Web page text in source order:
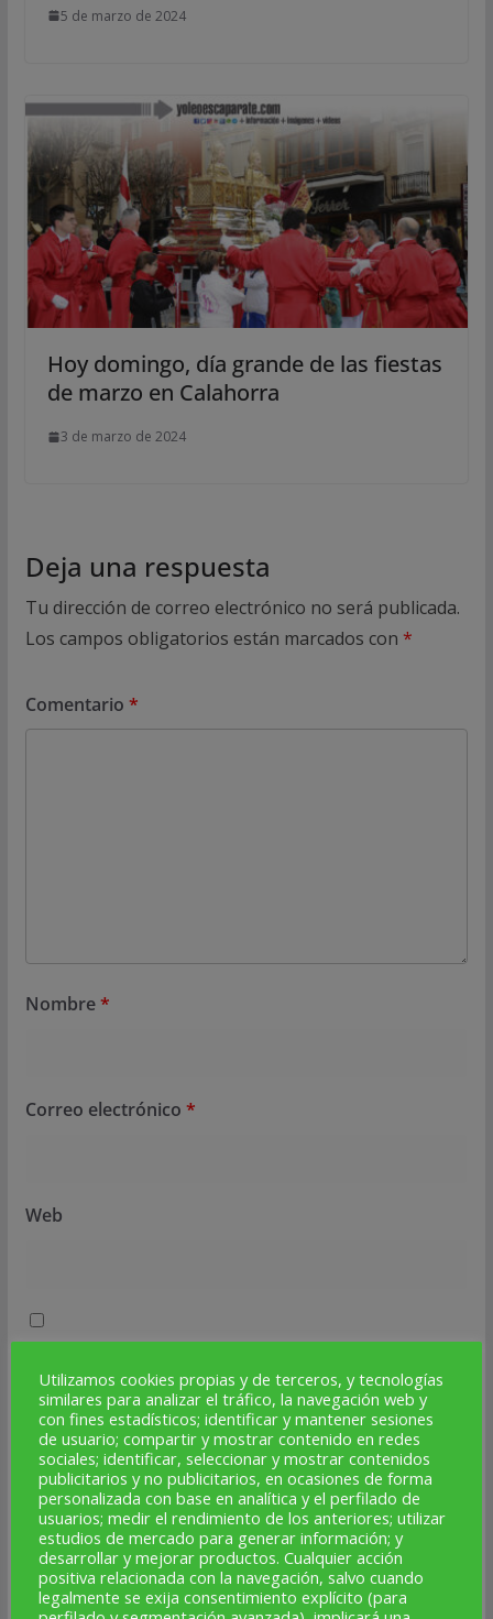
5 de marzo de 2024
Hoy domingo, día grande de las fiestas
de marzo en Calahorra
3 de marzo de 2024
Deja una respuesta
Tu dirección de correo electrónico no será publicada.
Los campos obligatorios están marcados con *
Comentario *
Nombre*
Correo electrónico *
Web
navegador para la próxima vez que comente.
PUBLICIDAD
Utilizamos cookies propias y de terceros, y tecnologías
similares para analizar el tráfico, la navegación web y
con fines estadísticos; identificar y mantener sesiones
de usuario; compartir y mostrar contenido en redes
sociales; identificar, seleccionar y mostrar contenidos
publicitarios y no publicitarios, en ocasiones de forma
personalizada con base en analítica y el perfilado de
usuarios; medir el rendimiento de los anteriores; utilizar
estudios de mercado para generar información; y
desarrollar y mejorar productos. Cualquier acción
positiva relacionada con la navegación, salvo cuando
legalmente se exija consentimiento explícito (para